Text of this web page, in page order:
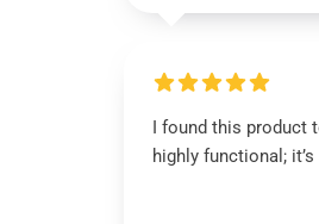
I found this product
highly functional;